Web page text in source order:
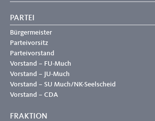
PARTEI
Bürgermeister
Parteivorsitz
Parteivorstand
Vorstand – FU-Much
Vorstand – JU-Much
Vorstand – SU Much/NK-Seelscheid
Vorstand – CDA
FRAKTION